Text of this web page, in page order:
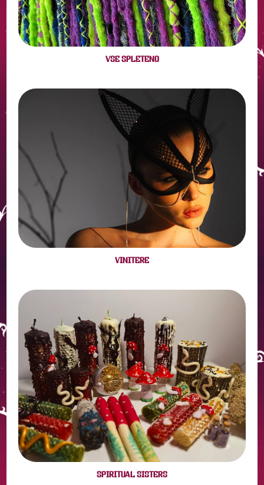
VSE SPLETENO
VINITERE
SPIRITUAL SISTERS